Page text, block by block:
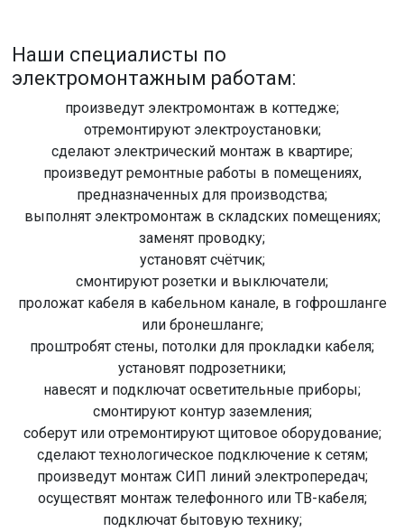
Наши специалисты по
электромонтажным работам:
произведут электромонтаж в коттедже;
отремонтируют электроустановки;
сделают электрический монтаж в квартире;
произведут ремонтные работы в помещениях,
предназначенных для производства;
выполнят электромонтаж в складских помещениях;
заменят проводку;
установят счётчик;
смонтируют розетки и выключатели;
проложат кабеля в кабельном канале, в гофрошланге
или бронешланге;
проштробят стены, потолки для прокладки кабеля;
установят подрозетники;
навесят и подключат осветительные приборы;
смонтируют контур заземления;
соберут или отремонтируют щитовое оборудование;
сделают технологическое подключение к сетям;
произведут монтаж СИП линий электропередач;
осуществят монтаж телефонного или ТВ-кабеля;
подключат бытовую технику;